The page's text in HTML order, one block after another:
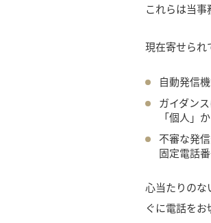
これらは当事
現在寄せられ
自動発信
ガイダン
「個人」
不審な発
固定電話
心当たりのな
ぐに電話をお